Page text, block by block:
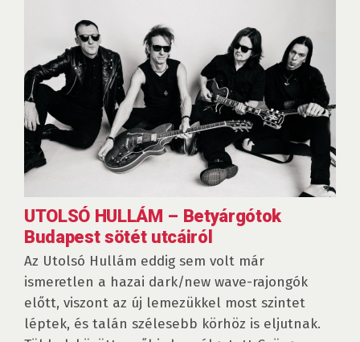
UTOLSÓ HULLÁM – Betyárgótok
Budapest sötét utcáiról
Az Utolsó Hullám eddig sem volt már
ismeretlen a hazai dark/new wave-rajongók
előtt, viszont az új lemezükkel most szintet
léptek, és talán szélesebb körhöz is eljutnak.